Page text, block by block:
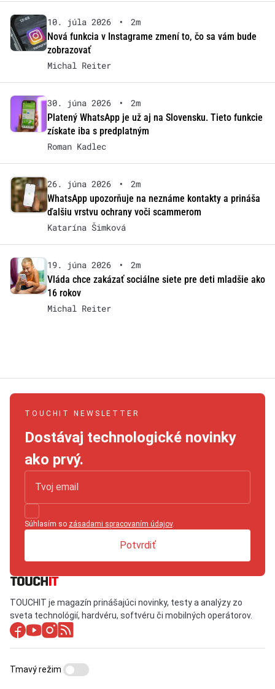
10. júla 2026 •
2m
Nová funkcia v Instagrame zmení to, čo sa vám bude
zobrazovať
Michal Reiter
30. júna 2026 •
2m
Platený WhatsApp je už aj na Slovensku. Tieto funkcie
získate iba s predplatným
Roman Kadlec
26. júna 2026 •
2m
WhatsApp upozorňuje na neznáme kontakty a prináša
ďalšiu vrstvu ochrany voči scammerom
Katarína Šimková
19. júna 2026 •
2m
Vláda chce zakázať sociálne siete pre deti mladšie ako
16 rokov
Michal Reiter
TOUCHIT NEWSLETTER
Dostávaj technologické novinky
ako prvý.
Súhlasím so zásadami spracovaním údajov.
Potvrdiť
TOUCHIT je magazín prinášajúci novinky, testy a analýzy zo
sveta technológií, hardvéru, softvéru či mobilných operátorov.
Tmavý režim